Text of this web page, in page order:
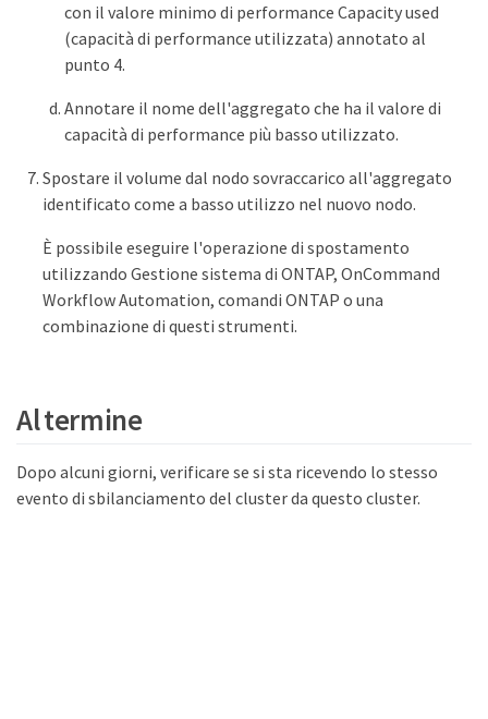
con il valore minimo di performance Capacity used
(capacità di performance utilizzata) annotato al
punto 4.
Annotare il nome dell'aggregato che ha il valore di
capacità di performance più basso utilizzato.
Spostare il volume dal nodo sovraccarico all'aggregato
identificato come a basso utilizzo nel nuovo nodo.
È possibile eseguire l'operazione di spostamento
utilizzando Gestione sistema di ONTAP, OnCommand
Workflow Automation, comandi ONTAP o una
combinazione di questi strumenti.
Al termine
Dopo alcuni giorni, verificare se si sta ricevendo lo stesso
evento di sbilanciamento del cluster da questo cluster.